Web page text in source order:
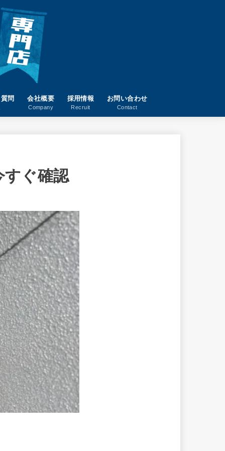
問 会社概要
Company
採用情報
Recruit
お問い合わせ
Contact
すぐ確認